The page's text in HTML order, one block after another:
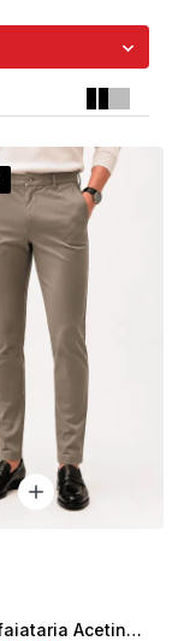
Calça Alfaiataria Acetinada Bolso Faca Polo Live Caqui